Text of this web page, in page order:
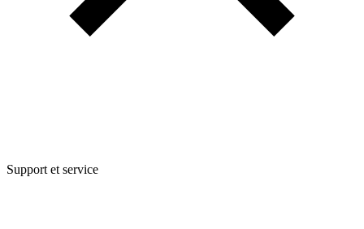
Support et service